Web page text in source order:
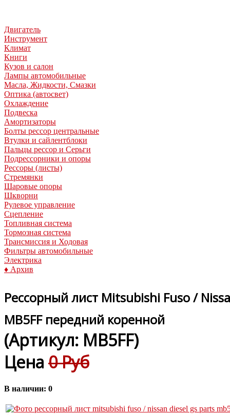
Двигатель
Инструмент
Климат
Книги
Кузов и салон
Лампы автомобильные
Масла, Жидкости, Смазки
Оптика (автосвет)
Охлаждение
Подвеска
Амортизаторы
Болты рессор центральные
Втулки и сайлентблоки
Пальцы рессор и Серьги
Подрессорники и опоры
Рессоры (листы)
Стремянки
Шаровые опоры
Шкворни
Рулевое управление
Сцепление
Топливная система
Тормозная система
Трансмиссия и Ходовая
Фильтры автомобильные
Электрика
♦ Архив
Рессорный лист Mitsubishi Fuso /
MB5FF передний коренной
(Артикул: MB5FF)
Цена 0 Руб
В наличии: 0